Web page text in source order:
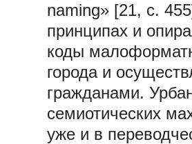
naming» [21, с.
принципах и
коды
города и
гражданами.
семиотических
уже и в